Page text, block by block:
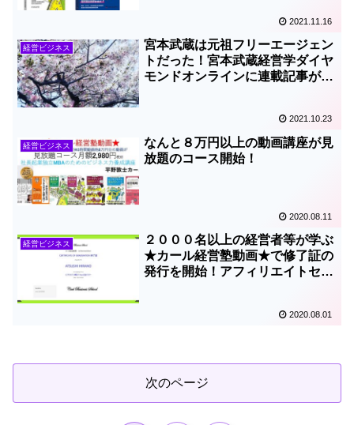
2021.11.16
経営ビジネス
宮本武蔵は元祖フリーエージェン
トだった！宮本武蔵経営学ダイヤ
モンドオンラインに連載記事が掲
2021.10.23
経営ビジネス
なんと８万円以上の動画講座が見
放題のコース開始！
2020.08.11
経営ビジネス
２０００名以上の経営者等が学ぶ
★カール経営塾動画★で修了証の
発行を開始！アフィリエイトセン
2020.08.01
次のページ